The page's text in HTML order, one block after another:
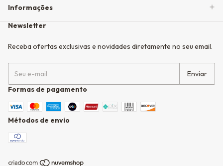
Informações
Newsletter
Receba ofertas exclusivas e novidades diretamente no seu email.
Formas de pagamento
Métodos de envio